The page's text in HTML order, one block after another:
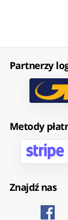
Partnerzy
Metody
Znajdź nas